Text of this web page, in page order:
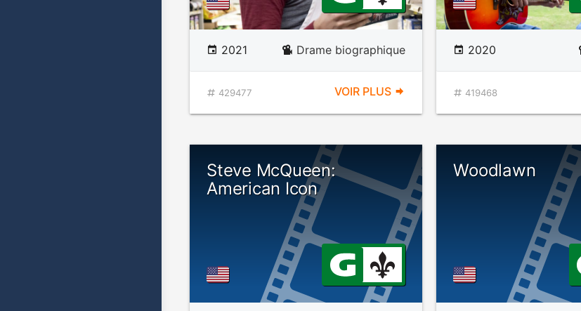
2021 Drame biographique
429477 VOIR PLUS
2020
419468
Steve McQueen:
American Icon
Woodlawn